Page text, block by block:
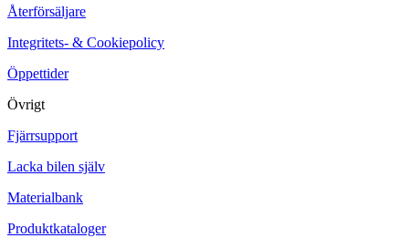
Återförsäljare
Integritets- & Cookiepolicy
Öppettider
Övrigt
Fjärrsupport
Lacka bilen själv
Materialbank
Produktkataloger